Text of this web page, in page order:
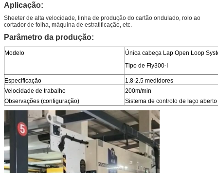
Aplicação:
Sheeter de alta velocidade, linha de produção do cartão ondulado, rolo ao
cortador de folha, máquina de estratificação, etc.
Parâmetro da produção:
Modelo
Única cabeça Lap Open Loop
Tipo de Fly300-I
Especificação
1.8-2.5 medidores
Velocidade de trabalho
200m/min
Observações (configuração)
Sistema de controlo de laço